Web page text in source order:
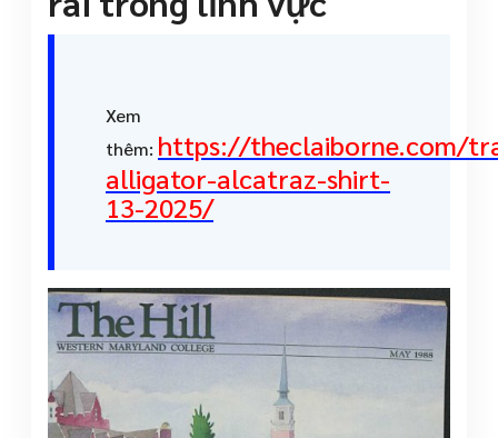
Xem
thêm: https://theclaiborne.com/
alligator-alcatraz-shirt-
13-2025/